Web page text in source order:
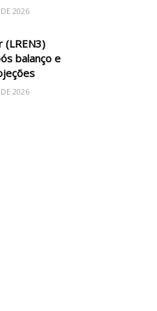
2026
(LREN3)
balanço e
2026